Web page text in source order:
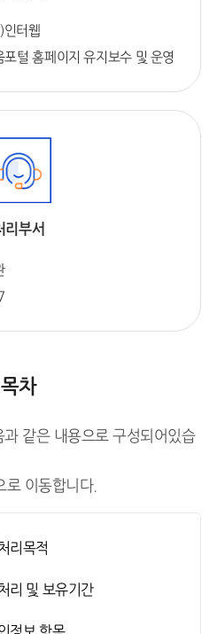
인터웹
포털 홈페이지 유지보수 및 운영
리부서
목차
과 같은 내용으로 구성되어있습
로 이동합니다.
리목적
리 및 보유기간